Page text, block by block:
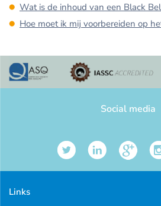
Wat is de inhoud van een Black
Hoe moet ik mij voorbereiden op
Social media
Links